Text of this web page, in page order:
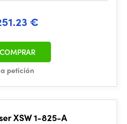
€
a petición
COMPRAR
XSW 1-825-A